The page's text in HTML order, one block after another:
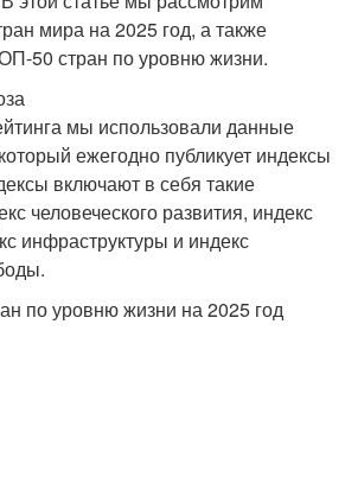
мира на 2025 год, а также
50 стран по уровню жизни.
мы использовали данные
ежегодно публикует индексы
включают в себя такие
человеческого развития, индекс
инфраструктуры и индекс
по уровню жизни на 2025 год